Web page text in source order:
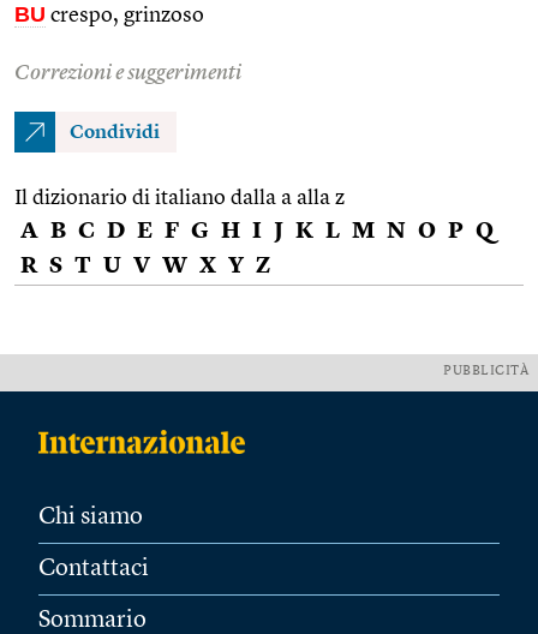
BU crespo, grinzoso
Correzioni e suggerimenti
Condividi
Il dizionario di italiano dalla a alla z
A B C D E F G H I J K L M N O P Q
R S T U V W X Y Z
PUBBLICITÀ
Chi siamo
Contattaci
Sommario